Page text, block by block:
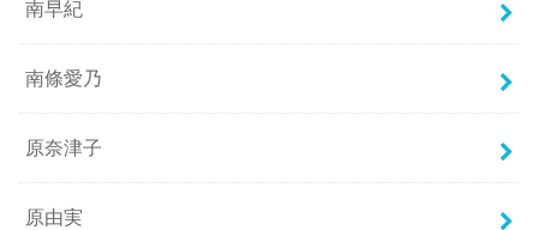
南早紀
南條愛乃
原奈津子
原由実